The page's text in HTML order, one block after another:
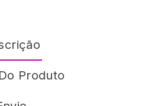
Produto